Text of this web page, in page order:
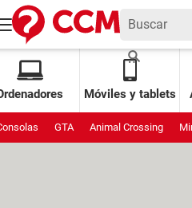
Móviles y tablets
GTA Animal Crossing